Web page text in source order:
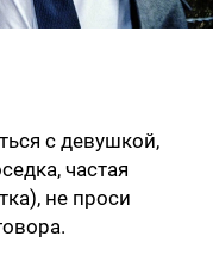
с девушкой,
частая
не проси